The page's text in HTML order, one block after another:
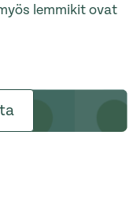
lemmikit ovat